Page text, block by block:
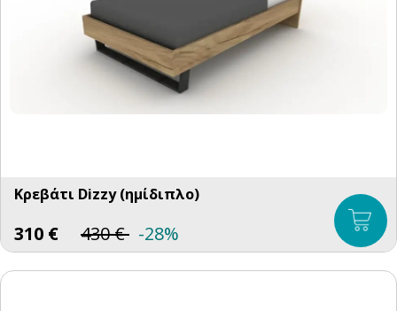
Κρεβάτι Dizzy (ημίδιπλο)
310 € 430€ -28%